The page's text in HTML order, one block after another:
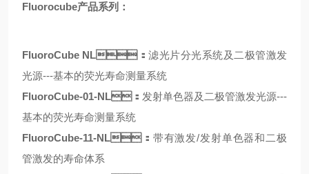
Fluorocube产品系列：
FluoroCube NL：滤光片分光系统及二极管激发
光源---基本的荧光寿命测量系统
FluoroCube-01-NL： 发射单色器及二极管激发光源---
基本的荧光寿命测量系统
FluoroCube-11-NL： 带有激发/发射单色器和二极
管激发的寿命体系